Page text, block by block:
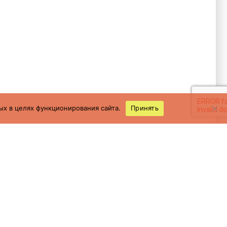
в целях функционирования сайта. Принять